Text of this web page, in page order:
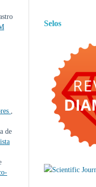
de
Selos